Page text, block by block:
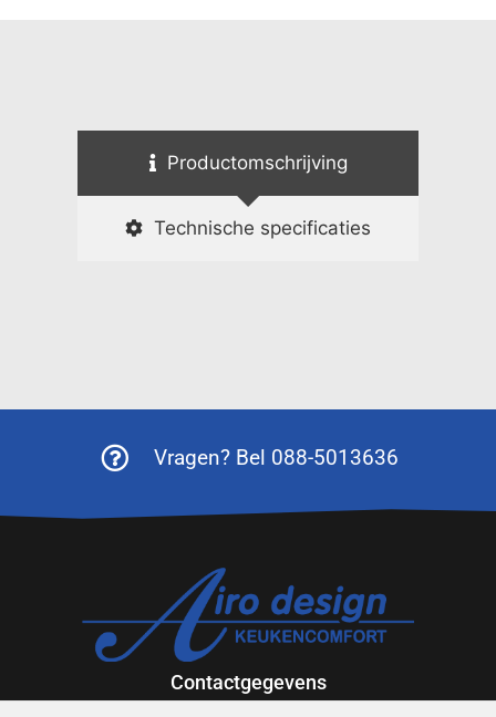
Productomschrijving
Technische specificaties
Vragen? Bel 088-5013636
Contactgegevens